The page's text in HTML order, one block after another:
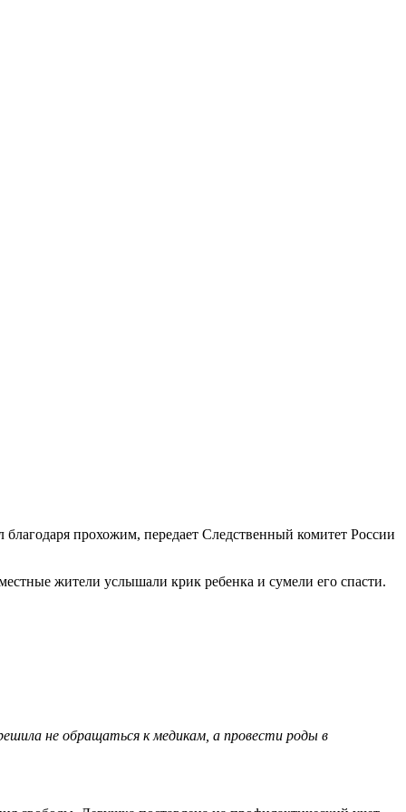
прохожим, передает Следственный комитет России
жители услышали крик ребенка и сумели его спасти.
не обращаться к медикам, а провести роды в